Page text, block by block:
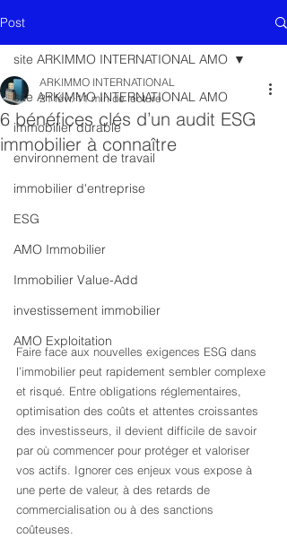
Post
site ARKIMMO INTERNATIONAL AMO
immobilier durable
environnement de travail
immobilier d'entreprise
ESG
AMO Immobilier
Immobilier Value-Add
investissement immobilier
AMO Exploitation
site ARKIMMO INTERNATIONAL AMO
6 bénéfices clés d’un audit ESG
immobilier à connaître
ARKIMMO INTERNATIONAL
21 févr. 11 min de lecture
Faire face aux nouvelles exigences ESG dans
l’immobilier peut rapidement sembler complexe
et risqué. Entre obligations réglementaires,
optimisation des coûts et attentes croissantes
des investisseurs, il devient difficile de savoir
par où commencer pour protéger et valoriser
vos actifs. Ignorer ces enjeux vous expose à
une perte de valeur, à des retards de
commercialisation ou à des sanctions
coûteuses.